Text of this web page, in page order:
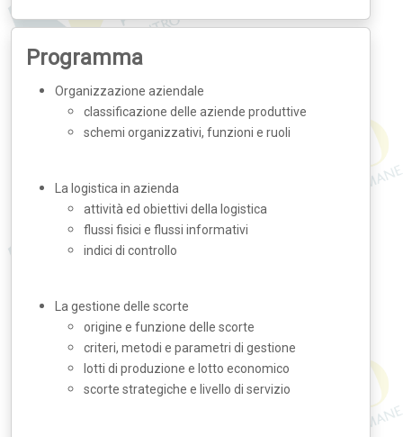
Programma
Organizzazione aziendale
classificazione delle aziende produttive
schemi organizzativi, funzioni e ruoli
La logistica in azienda
attività ed obiettivi della logistica
flussi fisici e flussi informativi
indici di controllo
La gestione delle scorte
origine e funzione delle scorte
criteri, metodi e parametri di gestione
lotti di produzione e lotto economico
scorte strategiche e livello di servizio